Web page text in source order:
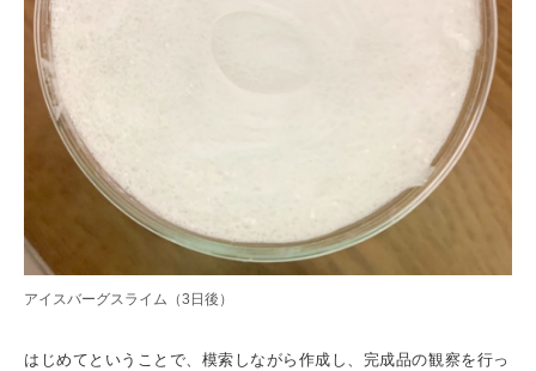
アイスバーグスライム（3日後）
はじめてということで、模索しながら作成し、完成品の観察を行っ